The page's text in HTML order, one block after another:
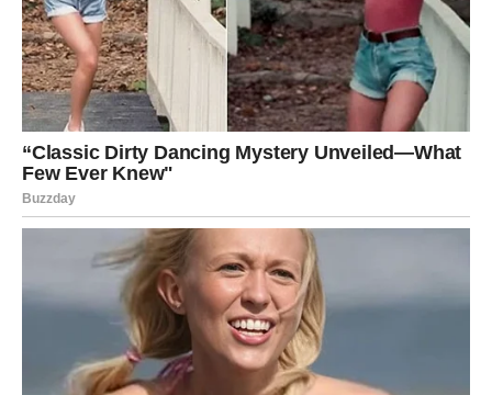
Možda istinu koja mijenja cijelu priču.
Kada se to dogodi, mnoge stvari će postati jasnije nego
ikada prije.
NAJVAŽNIJA PORUKA
ZVIJEZDA
Strijelčevi, bivša ljubav zaista sprema nešto što ne
Ali zvijezde vas upozoravaju da ne donosite odluke samo